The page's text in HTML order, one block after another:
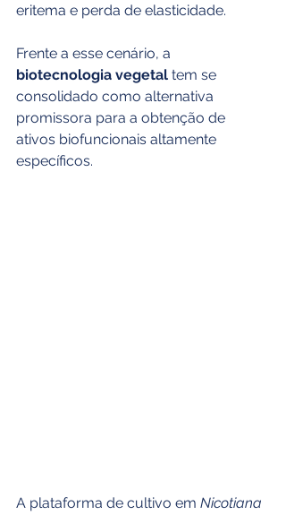
eritema e perda de elasticidade.
Frente a esse cenário, a
biotecnologia vegetal tem se
consolidado como alternativa
promissora para a obtenção de
ativos biofuncionais altamente
específicos.
A plataforma de cultivo em Nicotiana